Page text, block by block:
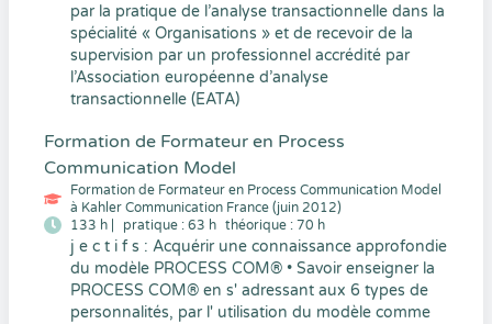
par la pratique de l’analyse transactionnelle dans la
spécialité « Organisations » et de recevoir de la
supervision par un professionnel accrédité par
l’Association européenne d’analyse
transactionnelle (EATA)
Formation de Formateur en Process
Communication Model
Formation de Formateur en Process Communication Model
à Kahler Communication France (juin 2012)
133 h |
pratique : 63 h théorique : 70 h
j e c t i f s : Acquérir une connaissance approfondie
du modèle PROCESS COM® • Savoir enseigner la
PROCESS COM® en s' adressant aux 6 types de
personnalités, par l' utilisation du modèle comme